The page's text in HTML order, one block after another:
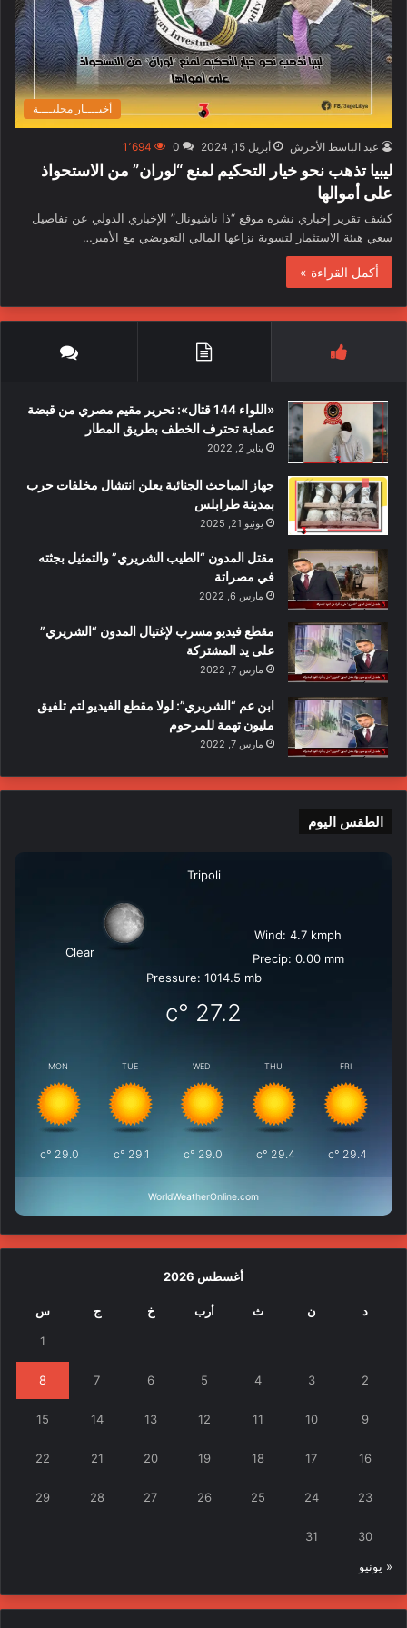
أخبــــار محليــــة
عبد الباسط الأحرش أبريل 15, 2024 0 1٬694
ليبيا تذهب نحو خيار التحكيم لمنع “لوران” من الاستحواذ
على أموالها
كشف تقرير إخباري نشره موقع “ذا ناشيونال” الإخباري الدولي عن تفاصيل
سعي هيئة الاستثمار لتسوية نزاعها المالي التعويضي مع الأمير…
أكمل القراءة »
«اللواء 144 قتال»: تحرير مقيم مصري من قبضة
عصابة تحترف الخطف بطريق المطار
يناير 2, 2022
جهاز المباحث الجنائية يعلن انتشال مخلفات حرب
بمدينة طرابلس
يونيو 21, 2025
مقتل المدون “الطيب الشريري” والتمثيل بجثته
في مصراتة
مارس 6, 2022
مقطع فيديو مسرب لإغتيال المدون “الشريري”
على يد المشتركة
مارس 7, 2022
ابن عم “الشريري”: لولا مقطع الفيديو لتم تلفيق
مليون تهمة للمرحوم
مارس 7, 2022
الطقس اليوم
Tripoli
Clear
Wind: 4.7 kmph
Precip: 0.00 mm
Pressure: 1014.5 mb
27.2
°c
MON
29.0
°c
TUE
29.1
°c
WED
29.0
°c
THU
29.4
°c
FRI
29.4
°c
WorldWeatherOnline.com
أغسطس 2026
د ن ث أرب خ ج س
1
2
3
4
5
6
7
8
9
10
11
12
13
14
15
16
17
18
19
20
21
22
23
24
25
26
27
28
29
30
31
« يونيو